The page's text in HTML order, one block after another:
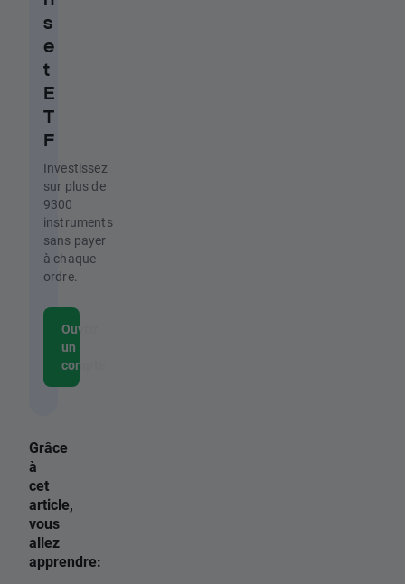
s
e
t
E
T
F
Investissez
sur plus de
9300
instruments
sans payer
à chaque
ordre.
Ouvrir
un
compte
Grâce
à
cet
article,
vous
allez
apprendre: